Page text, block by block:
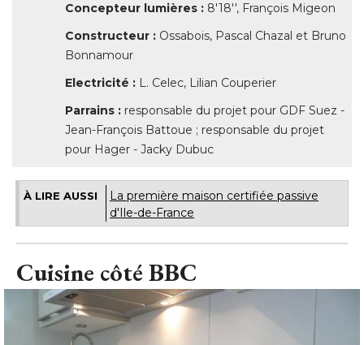
Concepteur lumières : 8'18'', François Migeon
Constructeur : Ossabois, Pascal Chazal et Bruno
Bonnamour
Electricité : L. Celec, Lilian Couperier
Parrains : responsable du projet pour GDF Suez -
Jean-François Battoue ; responsable du projet
pour Hager - Jacky Dubuc
À LIRE AUSSI
La première maison certifiée passive
d'Ile-de-France
Cuisine côté BBC